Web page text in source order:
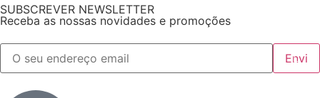
SUBSCREVER NEWSLETTER
Receba as nossas novidades e promoções